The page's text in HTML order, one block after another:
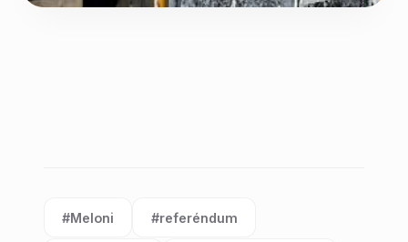
Etiqueta:
#Meloni
Etiqueta:
#referéndum